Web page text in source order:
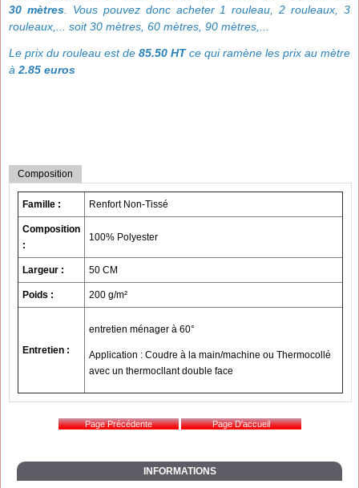
INFORMATIONS
30 mètres. Vous pouvez donc acheter 1 rouleau, 2 rouleaux, 3
rouleaux,... soit 30 mètres, 60 mètres, 90 mètres,...
Le prix du rouleau est de 85.50 HTce qui ramène les prix au mètre
à 2.85 euros
Composition
Famille : Renfort Non-Tissé
Composition
:
100% Polyester
Largeur : 50 CM
Poids : 200 g/m²
Entretien :
entretien ménager à 60°
Application : Coudre à la main/machine ou Thermocollé
avec un thermocllant double face